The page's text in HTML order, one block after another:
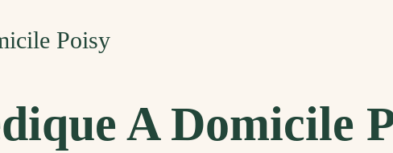
Poisy
A Domicile